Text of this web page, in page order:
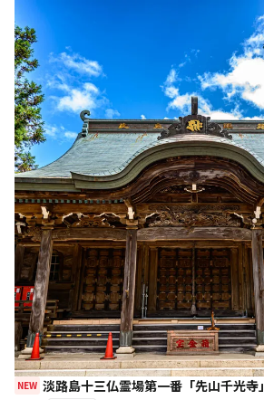
NEW 淡路島十三仏霊場第一番「先山千光寺」